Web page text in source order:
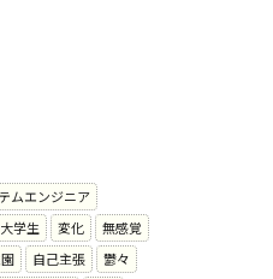
ムエンジニア
大学生 変化
無感覚
自己主張
鬱々